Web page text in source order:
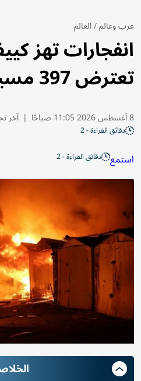
عرب وعالم/العالم
انفجارات تهز
تعترض 397 مسيرة
8 أغسطس 2026 11:05 صباحًا | آخر
دقائق القراءة - 2
استمع دقائق القراءة - 2